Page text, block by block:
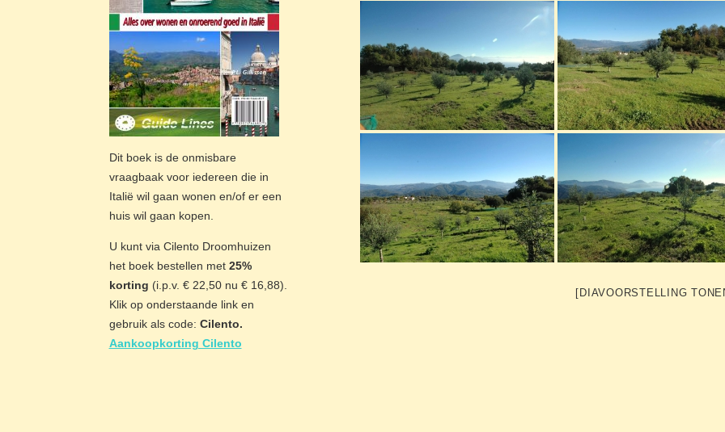
Dit boek is de onmisbare
vraagbaak voor iedereen die in
Italië wil gaan wonen en/of er een
huis wil gaan kopen.
U kunt via Cilento Droomhuizen
het boek bestellen met 25%
korting (i.p.v. € 22,50 nu € 16,88).
Klik op onderstaande link en
gebruik als code: Cilento.
Aankoopkorting Cilento
[DIAVOORSTELLING